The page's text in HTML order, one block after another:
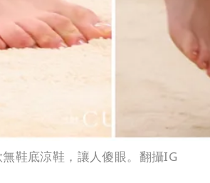
鞋底涼鞋，讓人傻眼。翻攝IG